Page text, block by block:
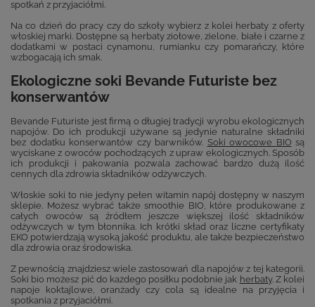
spotkań z przyjaciółmi.
Na co dzień do pracy czy do szkoły wybierz z kolei herbaty z oferty
włoskiej marki. Dostępne są herbaty ziołowe, zielone, białe i czarne z
dodatkami w postaci cynamonu, rumianku czy pomarańczy, które
wzbogacają ich smak.
Ekologiczne soki Bevande Futuriste bez
konserwantów
Bevande Futuriste jest firmą o długiej tradycji wyrobu ekologicznych
napojów. Do ich produkcji używane są jedynie naturalne składniki
bez dodatku konserwantów czy barwników. Soki owocowe BIO są
wyciskane z owoców pochodzących z upraw ekologicznych. Sposób
ich produkcji i pakowania pozwala zachować bardzo dużą ilość
cennych dla zdrowia składników odżywczych.
Włoskie soki to nie jedyny pełen witamin napój dostępny w naszym
sklepie. Możesz wybrać także smoothie BIO, które produkowane z
całych owoców są źródłem jeszcze większej ilość składników
odżywczych w tym błonnika. Ich krótki skład oraz liczne certyfikaty
EKO potwierdzają wysoką jakość produktu, ale także bezpieczeństwo
dla zdrowia oraz środowiska.
Z pewnością znajdziesz wiele zastosowań dla napojów z tej kategorii.
Soki bio możesz pić do każdego posiłku podobnie jak herbaty. Z kolei
napoje koktajlowe, oranżady czy cola są idealne na przyjęcia i
spotkania z przyjaciółmi.